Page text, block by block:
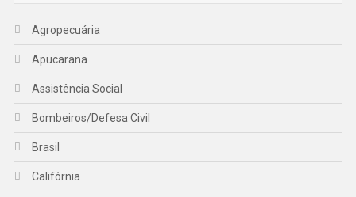
Agropecuária
Apucarana
Assistência Social
Bombeiros/Defesa Civil
Brasil
Califórnia